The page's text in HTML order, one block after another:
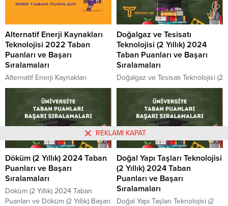
adayların en çok merak ettiği
Hasta Bakımı Taban Puanları
2022 ve Evde Hasta Bakımı
Başarı Sıralamaları 2022
sorularının cevabı...
genel tablo ortaya çıktı. Posta
Hizmetleri sıralaması. 2024 yılında
sınava girecek adayların en çok
merak ettiği konuların başında
gelen Posta Hizmetleri (2 Yıllık)
Taban Puanları...
Alternatif Enerji Kaynakları
Teknolojisi 2022 Taban
Puanları ve Başarı
Sıralamaları
Alternatif Enerji Kaynakları
Teknolojisi 2022 Taban Puanları
ve Alternatif Enerji Kaynakları
Teknolojisi Başarı Sıralamaları
2022 Alternatif Enerji Kaynakları
Teknolojisi kaç puanla kapattı?
Alternatif Enerji Kaynakları
Teknolojisi sıralaması. 2022
yılında sınava girecek adayların
en çok merak ettiği konuların
başında gelen Alternatif Enerji
Kaynakları Teknolojisi Taban
Puanları 2022 ve Alternatif Enerji
Doğalgaz ve Tesisatı
Teknolojisi (2 Yıllık) 2024
Taban Puanları ve Başarı
Sıralamaları
Doğalgaz ve Tesisatı Teknolojisi (2
Yıllık) 2024 Taban Puanları ve
Doğalgaz ve Tesisatı Teknolojisi (2
Yıllık) Başarı Sıralamaları 2024
Doğalgaz ve Tesisatı Teknolojisi
güncel taban puanları ve başarı
sıralamaları açıklandı ve genel
tablo ortaya çıktı. Doğalgaz ve
Tesisatı Teknolojisi sıralaması.
2024 yılında sınava girecek
adayların en çok merak ettiği
konuların...
Döküm (2 Yıllık) 2024 Taban
Puanları ve Başarı
Sıralamaları
Döküm (2 Yıllık) 2024 Taban
Puanları ve Döküm (2 Yıllık) Başarı
Doğal Yapı Taşları Teknolojisi
(2 Yıllık) 2024 Taban
Puanları ve Başarı
Sıralamaları
Doğal Yapı Taşları Teknolojisi (2
REKLAMI KAPAT